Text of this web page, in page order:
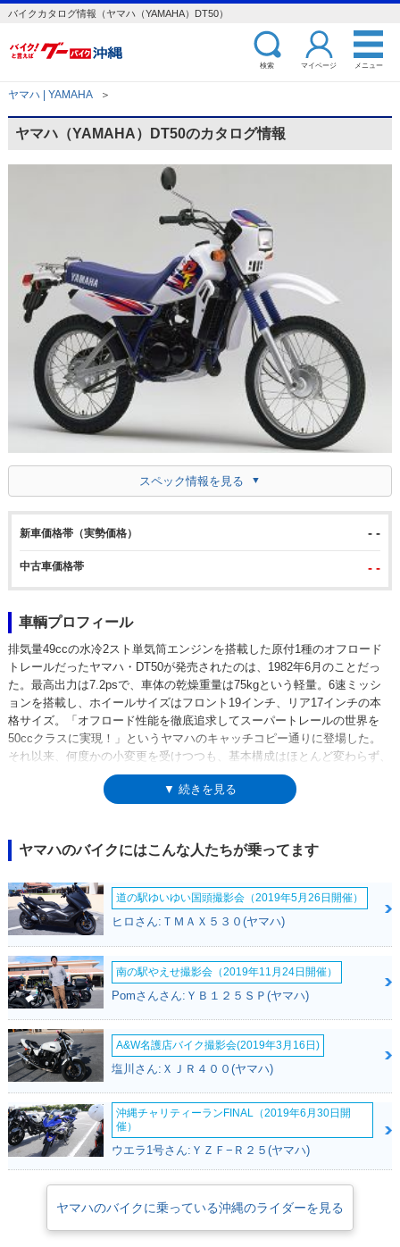
バイクカタログ情報（ヤマハ（YAMAHA）DT50）
検索 マイページ メニュー
ヤマハ | YAMAHA ＞
ヤマハ（YAMAHA）DT50のカタログ情報
スペック情報を見る
新車価格帯（実勢価格） - -
中古車価格帯 - -
車輌プロフィール
排気量49ccの水冷2スト単気筒エンジンを搭載した原付1種のオフロード
トレールだったヤマハ・DT50が発売されたのは、1982年6月のことだっ
た。最高出力は7.2psで、車体の乾燥重量は75kgという軽量。6速ミッシ
ョンを搭載し、ホイールサイズはフロント19インチ、リア17インチの本
格サイズ。「オフロード性能を徹底追求してスーパートレールの世界を
50ccクラスに実現！」というヤマハのキャッチコピー通りに登場した。
それ以来、何度かの小変更を受けつつも、基本構成はほとんど変わらず、
入門用でありながら、ベテランライダーをも楽しませるオフロードモデル
として、15年近くにわたって生産が続けられた。
▼ 続きを見る
ヤマハのバイクにはこんな人たちが乗ってます
道の駅ゆいゆい国頭撮影会（2019年5月26日開催）
ヒロさん:ＴＭＡＸ５３０(ヤマハ)
南の駅やえせ撮影会（2019年11月24日開催）
Pomさんさん:ＹＢ１２５ＳＰ(ヤマハ)
A&W名護店バイク撮影会(2019年3月16日)
塩川さん:ＸＪＲ４００(ヤマハ)
沖縄チャリティーランFINAL（2019年6月30日開
催）
ウエラ1号さん:ＹＺＦ−Ｒ２５(ヤマハ)
ヤマハのバイクに乗っている沖縄のライダーを見る